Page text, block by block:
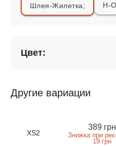
Шлея-Жилетка; Н-
Цвет:
Другие вариации
XS2
389 грн
Знижка при
19 грн